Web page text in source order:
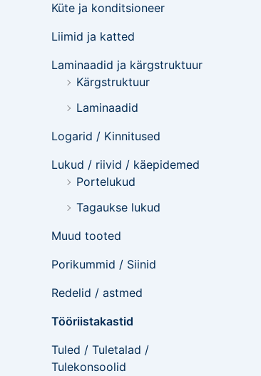
Küte ja konditsioneer
Liimid ja katted
Laminaadid ja kärgstruktuur
Kärgstruktuur
Laminaadid
Logarid / Kinnitused
Lukud / riivid / käepidemed
Portelukud
Tagaukse lukud
Muud tooted
Porikummid / Siinid
Redelid / astmed
Tööriistakastid
Tuled / Tuletalad /
Tulekonsoolid